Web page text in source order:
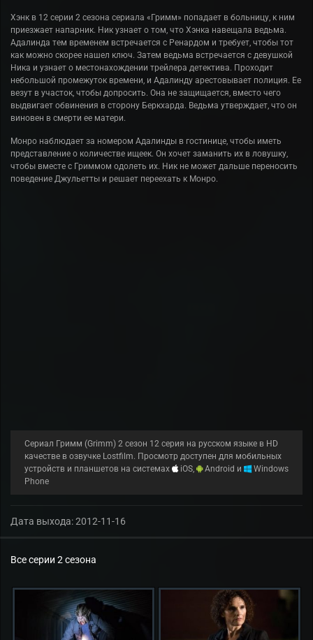
Хэнк в 12 серии 2 сезона сериала «Гримм» попадает в больницу, к ним
приезжает напарник. Ник узнает о том, что Хэнка навещала ведьма.
Адалинда тем временем встречается с Ренардом и требует, чтобы тот
как можно скорее нашел ключ. Затем ведьма встречается с девушкой
Ника и узнает о местонахождении трейлера детектива. Проходит
небольшой промежуток времени, и Адалинду арестовывает полиция. Ее
везут в участок, чтобы допросить. Она не защищается, вместо чего
выдвигает обвинения в сторону Беркхарда. Ведьма утверждает, что он
виновен в смерти ее матери.
Монро наблюдает за номером Адалинды в гостинице, чтобы иметь
представление о количестве ищеек. Он хочет заманить их в ловушку,
чтобы вместе с Гриммом одолеть их. Ник не может дальше переносить
поведение Джульетты и решает переехать к Монро.
Сериал Гримм (Grimm) 2 сезон 12 серия на русском языке в HD
качестве в озвучке Lostfilm. Просмотр доступен для мобильных
устройств и планшетов на системах
iOS, Android и
Windows
Phone
Дата выхода:2012-11-16
Все серии 2 сезона